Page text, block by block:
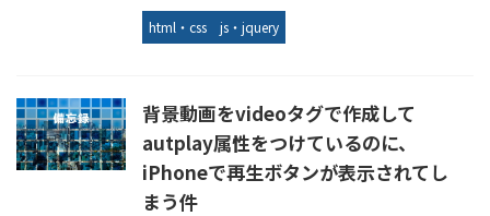
html・css js・jquery
背景動画をvideoタグで作成して
autplay属性をつけているのに、
iPhoneで再生ボタンが表示されてし
まう件